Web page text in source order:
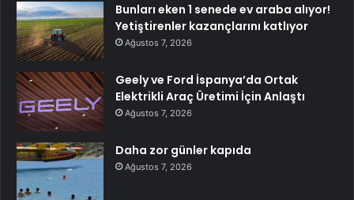
Bunları eken 1 senede ev araba alıyor!
Yetiştirenler kazançlarını katlıyor
Ağustos 7, 2026
Geely ve Ford İspanya’da Ortak
Elektrikli Araç Üretimi İçin Anlaştı
Ağustos 7, 2026
Daha zor günler kapıda
Ağustos 7, 2026